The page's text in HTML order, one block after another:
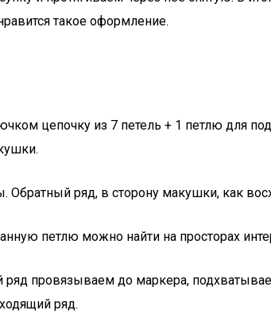
такое оформление.
цепочку из 7 петель + 1 петлю для
ряд, в сторону макушки, как
петлю можно найти на просторах
ряд провязываем до маркера,
ряд.